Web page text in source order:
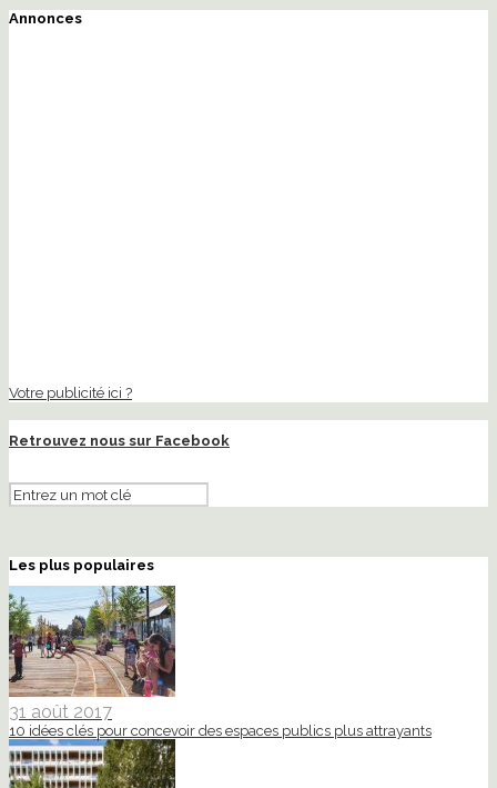
Annonces
Votre publicité ici ?
Retrouvez nous sur Facebook
Les plus populaires
31 août 2017
10 idées clés pour concevoir des espaces publics plus attrayants